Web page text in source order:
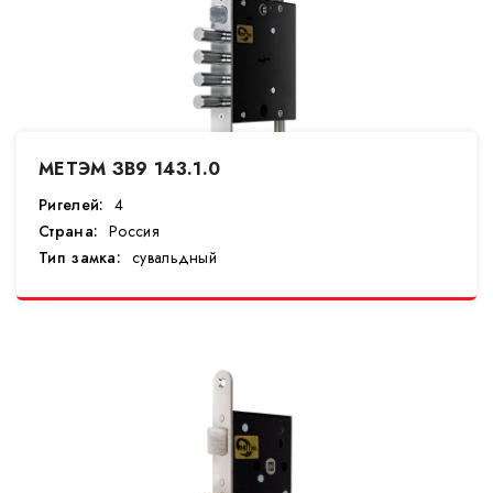
МЕТЭМ ЗВ9 143.1.0
Ригелей: 4
Страна: Россия
Тип замка: сувальдный